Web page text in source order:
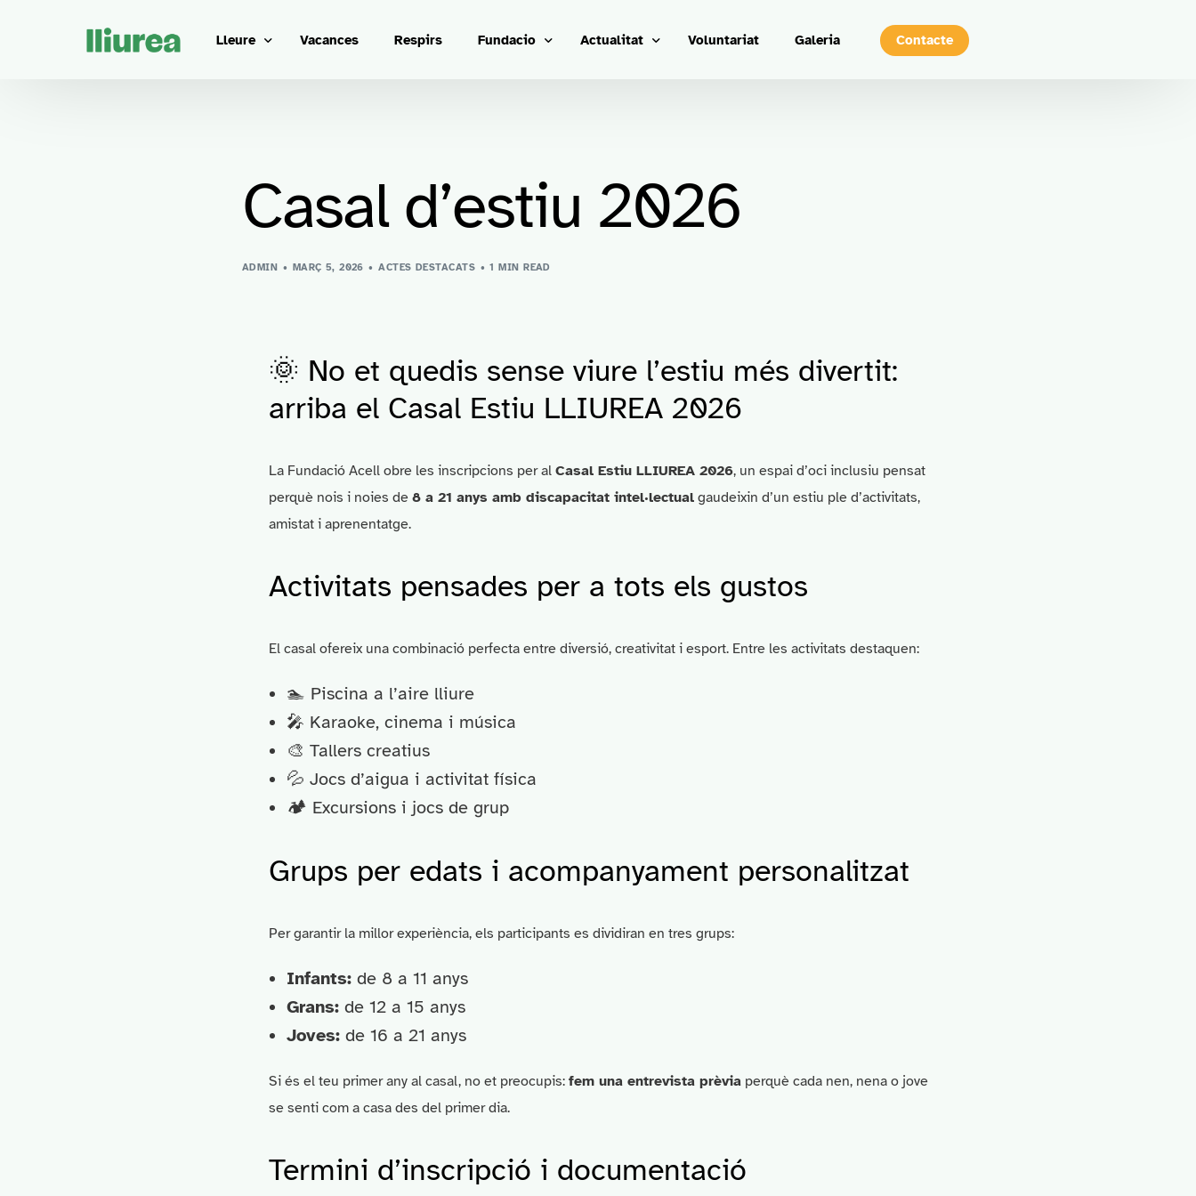
Lleure
Al teu costat
Barcelona cultural
Vacances Respirs Fundacio
Identitat corporativa
Actualitat Voluntariat Galeria Contacte
Casal d’estiu 2026
ADMIN MARÇ 5, 2026 ACTES DESTACATS 1 MIN READ
🌞 No et quedis sense viure l’estiu més divertit:
arriba el Casal Estiu LLIUREA 2026
La Fundació Acell obre les inscripcions per al Casal Estiu LLIUREA 2026, un espai d’oci inclusiu pensat
perquè nois i noies de 8 a 21 anys amb discapacitat intel·lectualgaudeixin d’un estiu ple d’activitats,
amistat i aprenentatge.
Activitats pensades per a tots els gustos
El casal ofereix una combinació perfecta entre diversió, creativitat i esport. Entre les activitats destaquen:
🏊 Piscina a l’aire lliure
🎤 Karaoke, cinema i música
🎨 Tallers creatius
💦 Jocs d’aigua i activitat física
🏕 Excursions i jocs de grup
Grups per edats i acompanyament personalitzat
Per garantir la millor experiència, els participants es dividiran en tres grups:
Infants:de 8 a 11 anys
Grans:de 12 a 15 anys
Joves:de 16 a 21 anys
Si és el teu primer any al casal, no et preocupis: fem una entrevista prèviaperquè cada nen, nena o jove
se senti com a casa des del primer dia.
Termini d’inscripció i documentació